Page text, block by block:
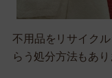
不用品をリサイク
らう処分方法もあり